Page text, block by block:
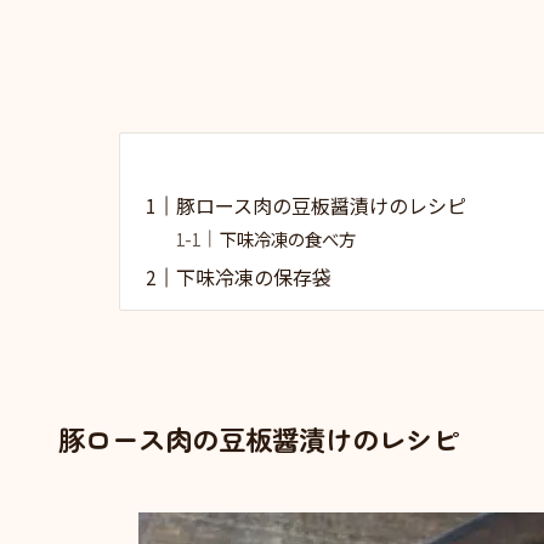
豚ロース肉の豆板醤漬けのレシピ
下味冷凍の食べ方
下味冷凍の保存袋
豚ロース肉の豆板醤漬けのレシピ